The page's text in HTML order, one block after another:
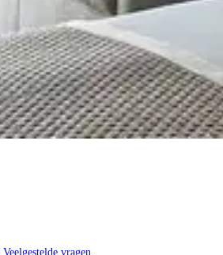
Veelgestelde vragen